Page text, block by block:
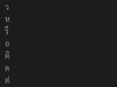
า
ว
ห
รื
อ
ติ
ด